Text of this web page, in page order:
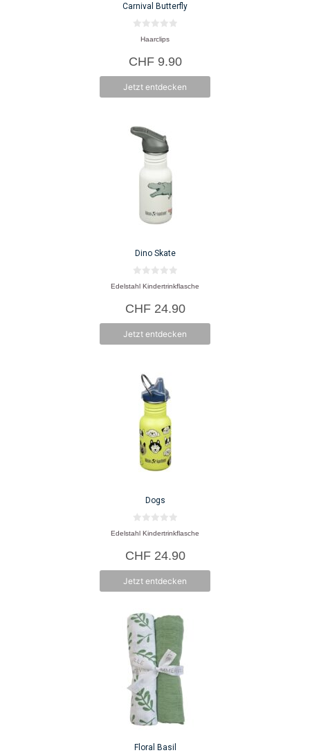
Carnival Butterfly
n
5
Haarclips
CHF9.90
Jetzt entdecken
Dino Skate
0
v
n
5
Edelstahl Kindertrinkflasche
CHF24.90
Jetzt entdecken
Dogs
0
v
n
5
Edelstahl Kindertrinkflasche
CHF24.90
Jetzt entdecken
Floral Basil